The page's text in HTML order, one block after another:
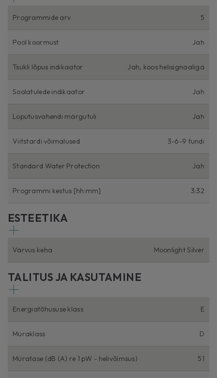
Programmide arv 5
Pool koormust Jah
Tsükli lõpus indikaator Jah, koos helisignaaliga
Soolatulede indikaator Jah
Loputusvahendi märgutuli Jah
Viitstardi võimalused 3-6-9 tundi
Standard Water Protection Jah
Programmi kestus [hh:mm] 3:32
ESTEETIKA
Värvus keha Moonlight Silver
TALITUS JA KASUTAMINE
Energiatõhususe klass E
Müraklass D
Müratase (dB (A) re 1 pW - helivõimsus) 51